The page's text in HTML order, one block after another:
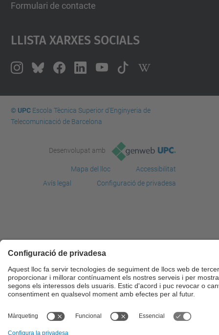
Formulari de contacte
Llista Xarxes Socials
© UPCEscola Tècnica Superior d'Enginyeria de
Telecomunicació de Barcelona
Desenvolupat amb
Mapa del lloc
Accessibilitat
Avís legal
Configuració de privadesa